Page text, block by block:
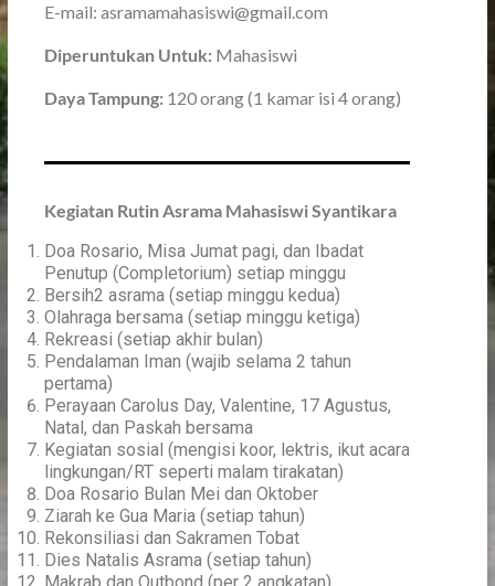
E-mail: asramamahasiswi@gmail.com
Diperuntukan Untuk:Mahasiswi
Daya Tampung:120 orang (1 kamar isi 4 orang)
Kegiatan Rutin Asrama Mahasiswi Syantikara
Doa Rosario, Misa Jumat pagi, dan Ibadat
Penutup (Completorium) setiap minggu
Bersih2 asrama (setiap minggu kedua)
Olahraga bersama (setiap minggu ketiga)
Rekreasi (setiap akhir bulan)
Pendalaman Iman (wajib selama 2 tahun
pertama)
Perayaan Carolus Day, Valentine, 17 Agustus,
Natal, dan Paskah bersama
Kegiatan sosial (mengisi koor, lektris, ikut acara
lingkungan/RT seperti malam tirakatan)
Doa Rosario Bulan Mei dan Oktober
Ziarah ke Gua Maria (setiap tahun)
Rekonsiliasi dan Sakramen Tobat
Dies Natalis Asrama (setiap tahun)
Makrab dan Outbond (per 2 angkatan)